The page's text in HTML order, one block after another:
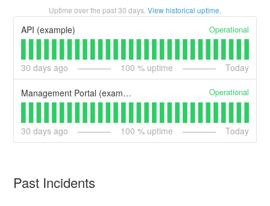
Uptime over the past30 days. View historical uptime.
API (example) Operational
30 days ago 100 % uptime Today
Management Portal (example) Operational
30 days ago 100 % uptime Today
Past Incidents